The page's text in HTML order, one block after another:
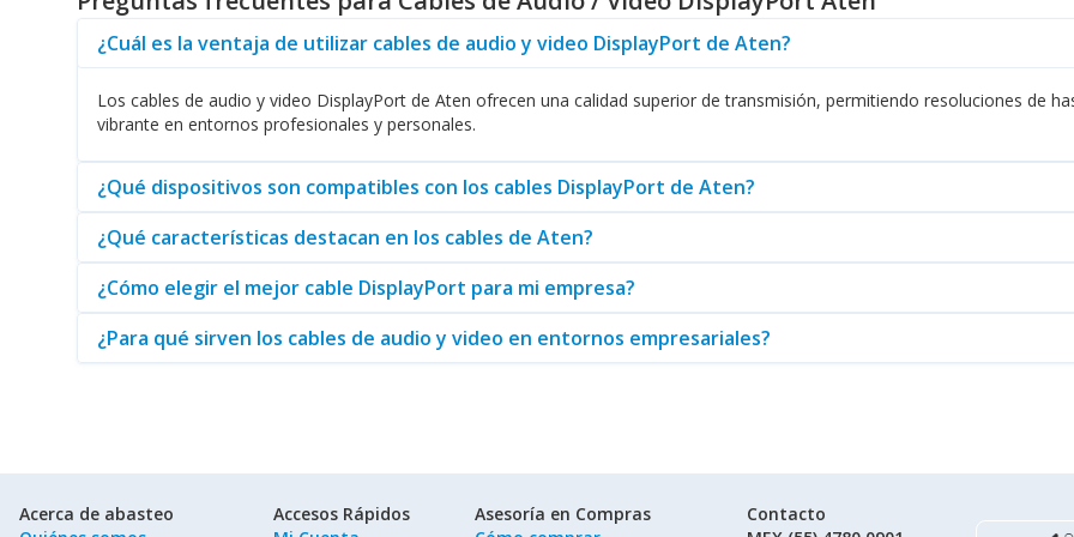
Además, Aten no solo se especializa en cables. Su catálogo incluye otros productos relevantes comoConsolas de Racky
diseñados para ofrecer un soporte total a su infraestructura audiovisual.
La elección de los
Cables de Audio / Video DisplayPort Aten
garantiza que su empresa cuente con la tecnología adecuada
comunicaciones. Su combinación de tecnología avanzada y diseño funcional posiciona a Aten como un líder en soluciones de
un amplio surtido que le ayudará a encontrar la solución perfecta para sus necesidades de conectividad.
¿Cuál es la ventaja de utilizar cables de audio y video DisplayPort de Aten?
Los cables de audio y video DisplayPort de Aten ofrecen una calidad superior de transmisión, permitiendo resoluciones de
vibrante en entornos profesionales y personales.
¿Qué dispositivos son compatibles con los cables DisplayPort de Aten?
¿Qué características destacan en los cables de Aten?
¿Cómo elegir el mejor cable DisplayPort para mi empresa?
¿Para qué sirven los cables de audio y video en entornos empresariales?
Acerca de abasteo
Accesos Rápidos
Asesoría en Compras
Contacto